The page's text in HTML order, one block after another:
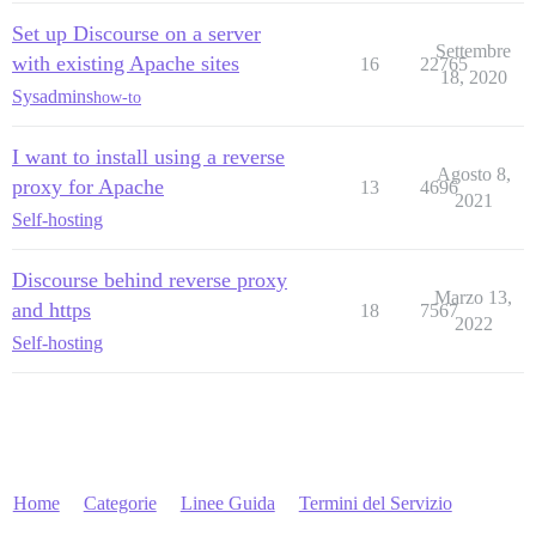
Set up Discourse on a server
with existing Apache sites
Sysadminshow-to
16 22765
Settembre
18, 2020
I want to install using a reverse
proxy for Apache
Self-hosting
13 4696
Agosto 8,
2021
Discourse behind reverse proxy
and https
Self-hosting
18 7567
Marzo 13,
2022
Home Categorie Linee Guida Termini del Servizio